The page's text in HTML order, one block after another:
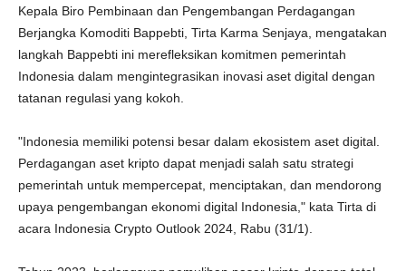
Kepala Biro Pembinaan dan Pengembangan Perdagangan
Berjangka Komoditi Bappebti, Tirta Karma Senjaya, mengatakan
langkah Bappebti ini merefleksikan komitmen pemerintah
Indonesia dalam mengintegrasikan inovasi aset digital dengan
tatanan regulasi yang kokoh.
"Indonesia memiliki potensi besar dalam ekosistem aset digital.
Perdagangan aset kripto dapat menjadi salah satu strategi
pemerintah untuk mempercepat, menciptakan, dan mendorong
upaya pengembangan ekonomi digital Indonesia," kata Tirta di
acara Indonesia Crypto Outlook 2024, Rabu (31/1).